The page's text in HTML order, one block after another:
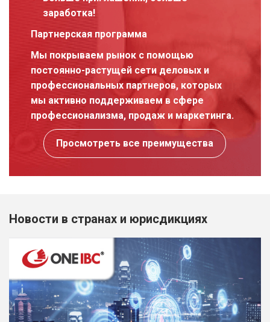
заработка!
Партнерская программа
Мы покрываем рынок с помощью
постоянно-растущей сети деловых и
профессиональных партнеров, которых
мы активно поддерживаем в сфере
профессионализма, продаж и маркетинга.
Просмотреть все преимущества
Новости в странах и юрисдикциях